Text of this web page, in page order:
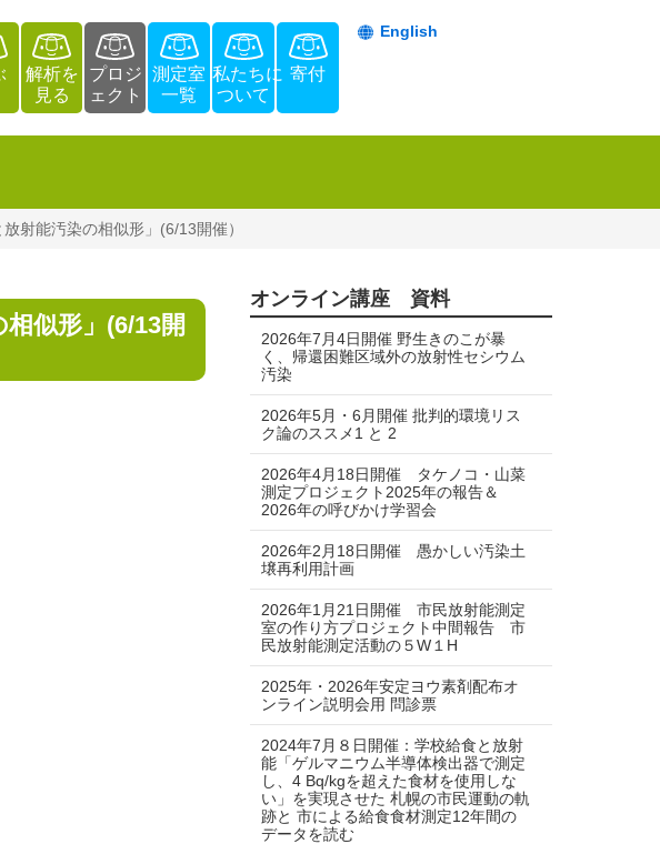
解析を
見る
プロジ
ェクト
測定室
一覧
私たちに
ついて
寄付
English
射能汚染の相似形」(6/13開催）
似形」(6/13開
オンライン講座 資料
2026年7月4日開催 野生きのこが暴
く、帰還困難区域外の放射性セシウム
汚染
2026年5月・6月開催 批判的環境リス
ク論のススメ1 と 2
2026年4月18日開催 タケノコ・山菜
測定プロジェクト2025年の報告＆
2026年の呼びかけ学習会
2026年2月18日開催 愚かしい汚染土
壌再利用計画
2026年1月21日開催 市民放射能測定
室の作り方プロジェクト中間報告 市
民放射能測定活動の５W１H
2025年・2026年安定ヨウ素剤配布オ
ンライン説明会用 問診票
2024年7月８日開催：学校給食と放射
能「ゲルマニウム半導体検出器で測定
し、4 Bq/kgを超えた食材を使用しな
い」を実現させた 札幌の市民運動の軌
跡と 市による給食食材測定12年間の
データを読む